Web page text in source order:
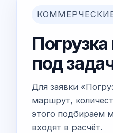
Погрузка
под
Для заявки
маршрут,
этого подбираем
входят в расчёт.